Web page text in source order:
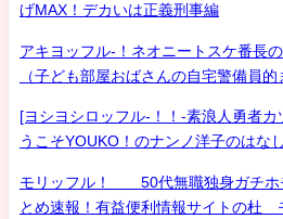
げMAX！デカいは正義刑事編
アキヨッフル-！ネオニートスケ番長
（子ども部屋おばさんの自宅警備員的
[ヨシヨシロッフル-！！-素浪人勇者カ
うこそYOUKO！のナンノ洋子のはな
モリッフル！ 50代無職独身ガチホ
とめ速報！有益便利情報サイトの杜